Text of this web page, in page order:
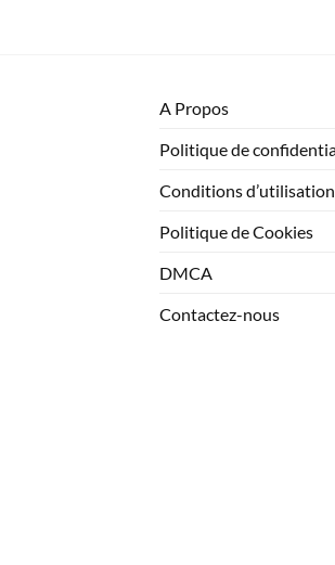
A Propos
Politique de
Conditions d’utilisation
Politique de Cookies
DMCA
Contactez-nous